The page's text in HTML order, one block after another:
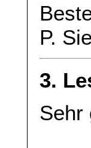
P.
3.
Sehr